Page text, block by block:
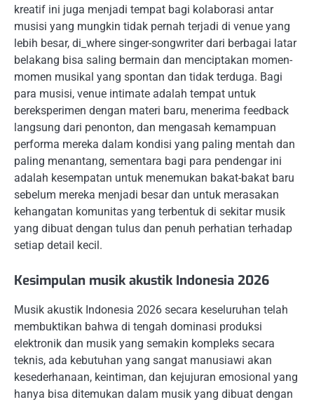
kreatif ini juga menjadi tempat bagi kolaborasi antar
musisi yang mungkin tidak pernah terjadi di venue yang
lebih besar, di_where singer-songwriter dari berbagai latar
belakang bisa saling bermain dan menciptakan momen-
momen musikal yang spontan dan tidak terduga. Bagi
para musisi, venue intimate adalah tempat untuk
bereksperimen dengan materi baru, menerima feedback
langsung dari penonton, dan mengasah kemampuan
performa mereka dalam kondisi yang paling mentah dan
paling menantang, sementara bagi para pendengar ini
adalah kesempatan untuk menemukan bakat-bakat baru
sebelum mereka menjadi besar dan untuk merasakan
kehangatan komunitas yang terbentuk di sekitar musik
yang dibuat dengan tulus dan penuh perhatian terhadap
setiap detail kecil.
Kesimpulan musik akustik Indonesia 2026
Musik akustik Indonesia 2026 secara keseluruhan telah
membuktikan bahwa di tengah dominasi produksi
elektronik dan musik yang semakin kompleks secara
teknis, ada kebutuhan yang sangat manusiawi akan
kesederhanaan, keintiman, dan kejujuran emosional yang
hanya bisa ditemukan dalam musik yang dibuat dengan